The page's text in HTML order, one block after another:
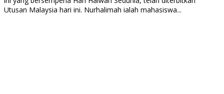
Utusan Malaysia hari ini. Nurhalimah ialah mahasiswa...